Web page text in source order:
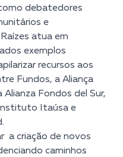
debatedores
e
atua em
exemplos
recursos aos
Fundos, a Aliança
Alianza Fondos del Sur,
Itaúsa e
a criação de novos
caminhos